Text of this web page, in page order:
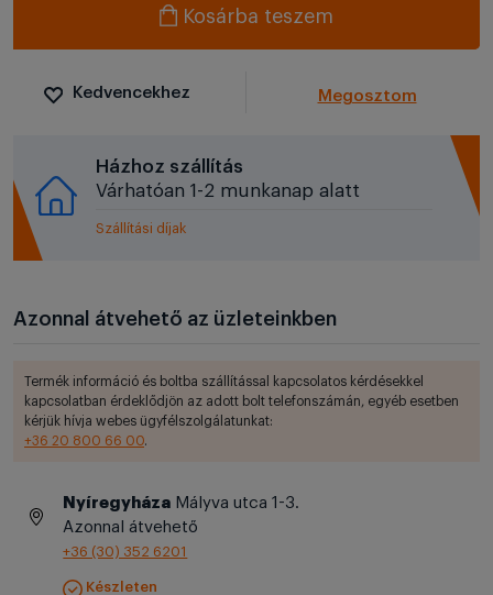
Kosárba teszem
Kedvencekhez Megosztom
Házhoz szállítás
Várhatóan 1-2 munkanap alatt
Szállítási díjak
Azonnal átvehető az üzleteinkben
Termék információ és boltba szállítással kapcsolatos kérdésekkel
kapcsolatban érdeklődjön az adott bolt telefonszámán, egyéb esetben
kérjük hívja webes ügyfélszolgálatunkat:
+36 20 800 66 00.
Nyíregyháza Mályva utca 1-3.
Azonnal átvehető
+36 (30) 352 6201
Készleten